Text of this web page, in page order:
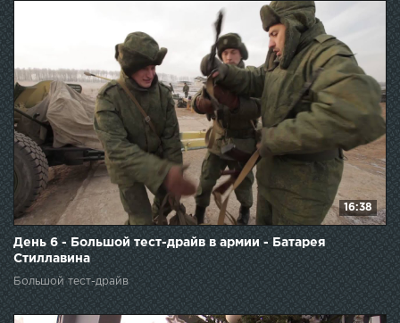
16:38
День 6 - Большой тест-драйв в армии - Батарея
Стиллавина
Большой тест-драйв